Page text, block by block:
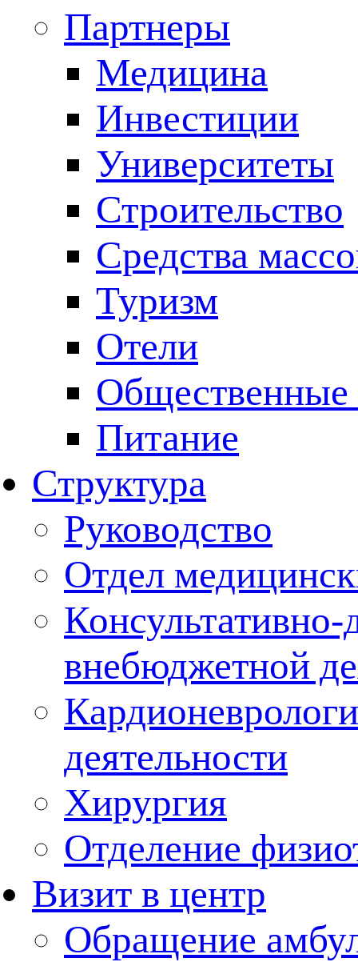
Партнеры
Медицина
Инвестиции
Университеты
Строительство
Средства
Туризм
Отели
Общественные
Питание
Структура
Руководство
Отдел
Консультативно-
внебюджетной
деятельности
Хирургия
Отделение
Визит в центр
Обращение